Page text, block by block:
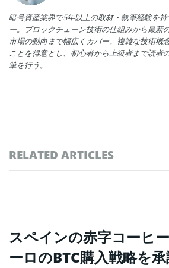
暗号資産業界で5年以上の取材・執筆経験を
ー。ブロックチェーン技術の仕組みから最新
市場の動向まで幅広くカバー。複雑な技術概
ことを得意とし、初心者から上級者まで読者
筆を行う。
RELATED ARTICLES
スペインの赤字コーヒ
ーロのBTC購入戦略を